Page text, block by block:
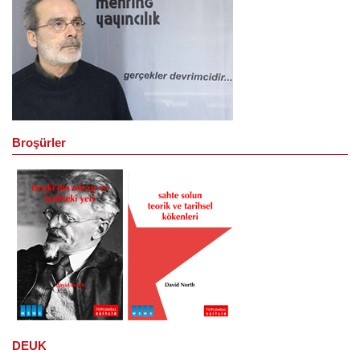
Broşürler
DEUK